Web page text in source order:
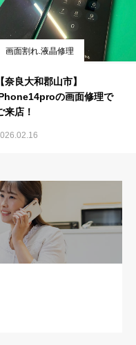
画面割れ.液晶修理
【奈良大和郡山市】
の画面修理で
来店！